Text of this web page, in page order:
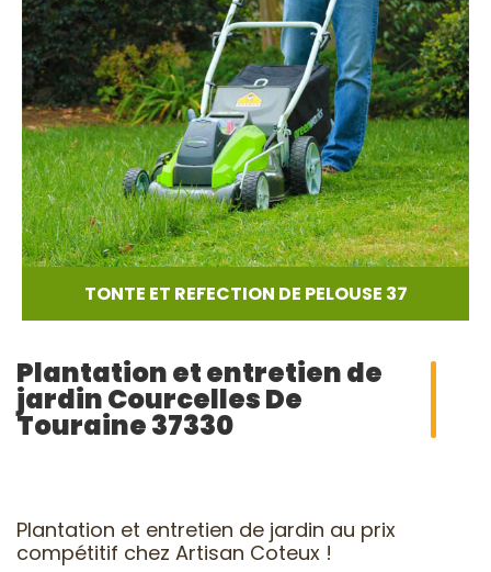
TONTE ET REFECTION DE PELOUSE 37
Plantation et entretien de
jardin Courcelles De
Touraine 37330
Plantation et entretien de jardin au prix
compétitif chez Artisan Coteux !